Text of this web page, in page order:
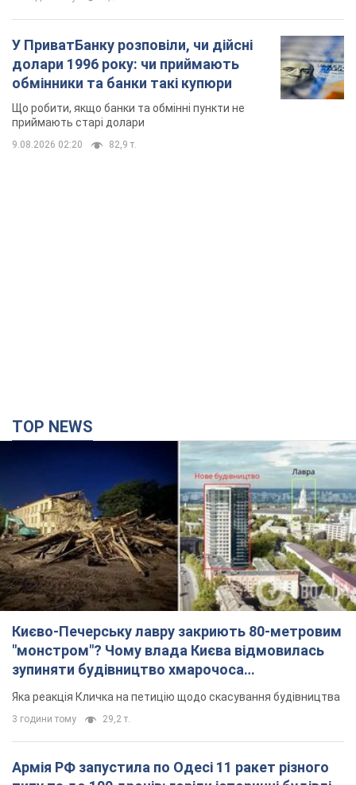
У ПриватБанку розповіли, чи дійсні
долари 1996 року: чи приймають
обмінники та банки такі купюри
Що робити, якщо банки та обмінні пункти не
приймають старі долари
9.08.2026 02:20 82,9 т.
TOP NEWS
Києво-Печерську лавру закриють 80-метровим
"монстром"? Чому влада Києва відмовилась
зупиняти будівництво хмарочоса
"московського вірянина"
Яка реакція Кличка на петицію щодо скасування будівництва
3 години тому 29,2 т.
Армія РФ запустила по Одесі 11 ракет різного